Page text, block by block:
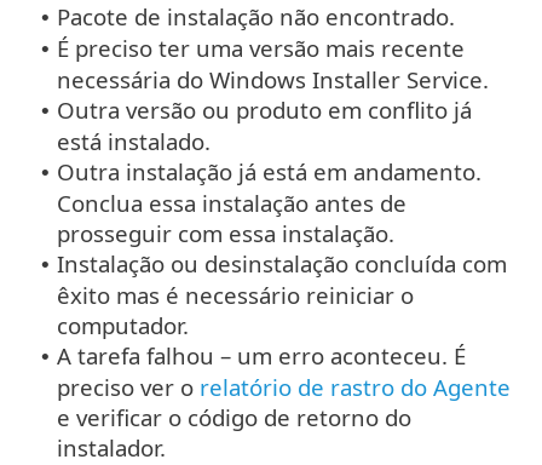
• Pacote de instalação não encontrado.
• É preciso ter uma versão mais recente
necessária do Windows Installer Service.
• Outra versão ou produto em conflito já
está instalado.
• Outra instalação já está em andamento.
Conclua essa instalação antes de
prosseguir com essa instalação.
• Instalação ou desinstalação concluída com
êxito mas é necessário reiniciar o
computador.
• A tarefa falhou – um erro aconteceu. É
preciso ver o relatório de rastro do Agente
e verificar o código de retorno do
instalador.